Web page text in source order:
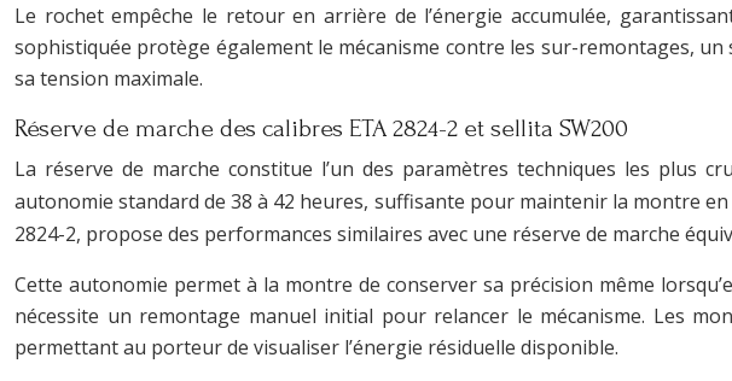
Le rochet empêche le retour en arrière de l’énergie accumulée,
sophistiquée protège également le mécanisme contre les sur-remontages,
sa tension maximale.
Réserve de marche des calibres ETA 2824-2 et sellita SW200
La réserve de marche constitue l’un des paramètres techniques les plus
autonomie standard de 38 à 42 heures, suffisante pour maintenir la montre
2824-2, propose des performances similaires avec une réserve de marche
Cette autonomie permet à la montre de conserver sa précision même
nécessite un remontage manuel initial pour relancer le mécanisme. Les
permettant au porteur de visualiser l’énergie résiduelle disponible.